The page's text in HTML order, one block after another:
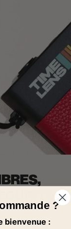
?
bienvenue :